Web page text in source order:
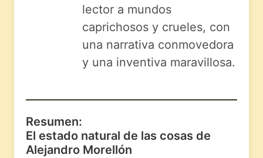
lector a mundos
caprichosos y crueles, con
una narrativa conmovedora
y una inventiva maravillosa.
Resumen:
El estado natural de las cosas de
Alejandro Morellón